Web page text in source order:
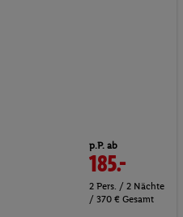
p.P. ab
185.-
2 Pers. / 2 Nächte
/ 370 € Gesamt